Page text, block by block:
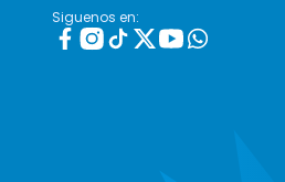
Siguenos en: